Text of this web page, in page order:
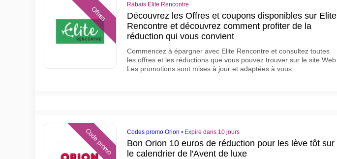
Offres
Rabais Elite Rencontre
Découvrez les Offres et coupons disponibles sur Elite
Rencontre et découvrez comment profiter de la
réduction qui vous convient
Commencez à épargner avec Elite Rencontre et consultez toutes
les offres et les réductions que vous pouvez trouver sur le site Web
Les promotions sont mises à jour et adaptées à vous
Code promo Codes promo Orion • Expire dans 10 jours
Bon Orion 10 euros de réduction pour les lève tôt sur
le calendrier de l'Avent de luxe